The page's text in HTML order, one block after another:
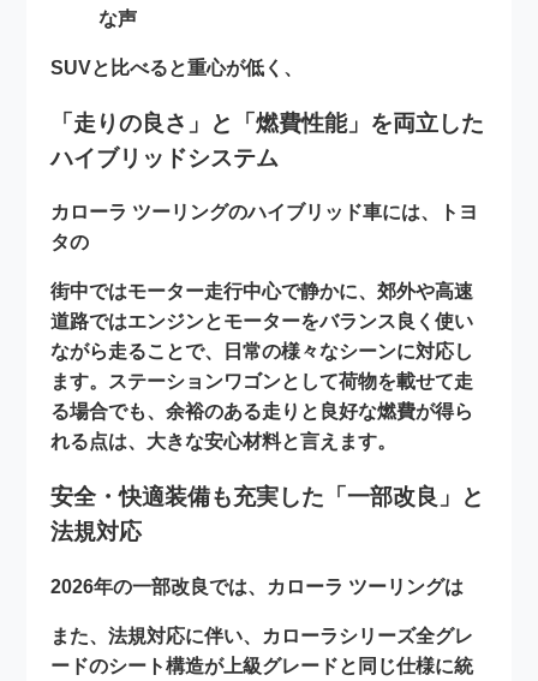
な声
SUVと比べると重心が低く、
「走りの良さ」と「燃費性能」を両立した
ハイブリッドシステム
カローラ ツーリングのハイブリッド車には、トヨ
タの
街中ではモーター走行中心で静かに、郊外や高速
道路ではエンジンとモーターをバランス良く使い
ながら走ることで、日常の様々なシーンに対応し
ます。ステーションワゴンとして荷物を載せて走
る場合でも、余裕のある走りと良好な燃費が得ら
れる点は、大きな安心材料と言えます。
安全・快適装備も充実した「一部改良」と
法規対応
2026年の一部改良では、カローラ ツーリングは
また、法規対応に伴い、カローラシリーズ全グレ
ードのシート構造が上級グレードと同じ仕様に統